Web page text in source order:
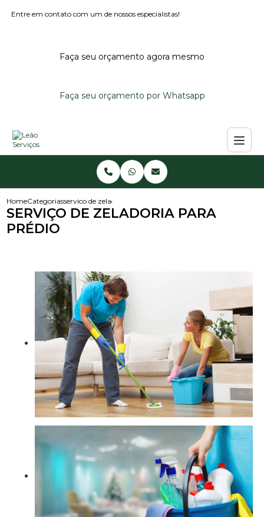
Entre em contato com um de nossos especialistas!
Faça seu orçamento agora mesmo
Faça seu orçamento por Whatsapp
HomeCategoriasservico de zeladoria para predio
SERVIÇO DE ZELADORIA PARA
PRÉDIO